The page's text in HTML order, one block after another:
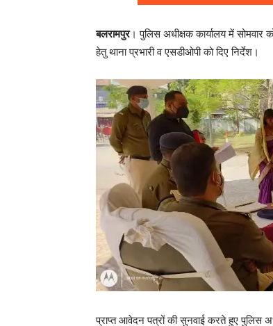
बलरामपुर। पुलिस अधीक्षक कार्यालय में
हेतु थाना प्रभारी व एसडीओपी को दिए निर्देश।
प्राप्त आवेदन पत्रों की सुनवाई करते हुए पुलिस